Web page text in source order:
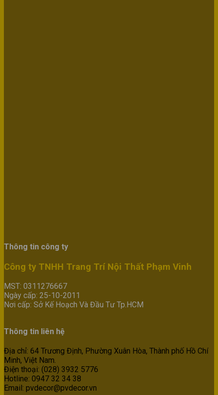
Thông tin công ty
Công ty TNHH Trang Trí Nội Thất Phạm Vinh
MST: 0311276667
Ngày cấp: 25-10-2011
Nơi cấp: Sở Kế Hoạch Và Đầu Tư Tp.HCM
Thông tin liên hệ
Địa chỉ: 64 Trương Định, Phường Xuân Hòa, Thành phố Hồ Chí
Minh, Việt Nam.
Điện thoại: (028) 3932 5776
Hotline: 0947 32 34 38
Email: pvdecor@pvdecor.vn